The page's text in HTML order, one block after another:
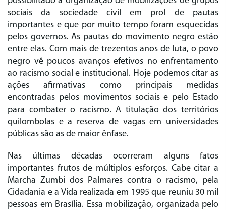
sociais da sociedade civil em prol de pautas
importantes e que por muito tempo foram esquecidas
pelos governos. As pautas do movimento negro estão
entre elas. Com mais de trezentos anos de luta, o povo
negro vê poucos avanços efetivos no enfrentamento
ao racismo social e institucional. Hoje podemos citar as
ações afirmativas como principais medidas
encontradas pelos movimentos sociais e pelo Estado
para combater o racismo. A titulação dos territórios
quilombolas e a reserva de vagas em universidades
públicas são as de maior ênfase.
Nas últimas décadas ocorreram alguns fatos
importantes frutos de múltiplos esforços. Cabe citar a
Marcha Zumbi dos Palmares contra o racismo, pela
Cidadania e a Vida realizada em 1995 que reuniu 30 mil
pessoas em Brasília. Essa mobilização, organizada pelo